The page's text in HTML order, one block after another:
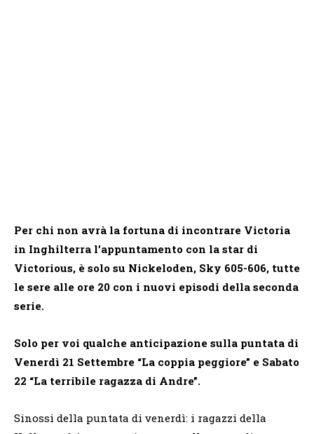
Per chi non avrà la fortuna di incontrare Victoria
in Inghilterra l’appuntamento con la star di
Victorious, è solo su Nickeloden, Sky 605-606, tutte
le sere alle ore 20 con i nuovi episodi della seconda
serie.
Solo per voi qualche anticipazione sulla puntata di
Venerdì 21 Settembre “La coppia peggiore” e Sabato
22 “La terribile ragazza di Andre”.
Sinossi della puntata di venerdì: i ragazzi della